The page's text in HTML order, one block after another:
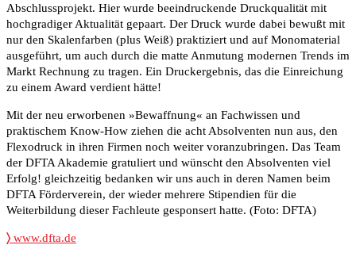
Abschlussprojekt. Hier wurde beeindruckende Druckqualität mit
hochgradiger Aktualität gepaart. Der Druck wurde dabei bewußt mit
nur den Skalenfarben (plus Weiß) praktiziert und auf Monomaterial
ausgeführt, um auch durch die matte Anmutung modernen Trends im
Markt Rechnung zu tragen. Ein Druckergebnis, das die Einreichung
zu einem Award verdient hätte!
Mit der neu erworbenen »Bewaffnung« an Fachwissen und
praktischem Know-How ziehen die acht Absolventen nun aus, den
Flexodruck in ihren Firmen noch weiter voranzubringen. Das Team
der DFTA Akademie gratuliert und wünscht den Absolventen viel
Erfolg! gleichzeitig bedanken wir uns auch in deren Namen beim
DFTA Förderverein, der wieder mehrere Stipendien für die
Weiterbildung dieser Fachleute gesponsert hatte. (Foto: DFTA)
〉 www.dfta.de